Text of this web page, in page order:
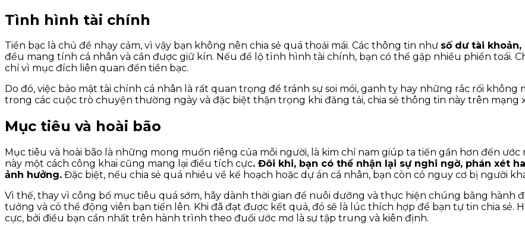
Tình hình tài chính
Tiền bạc là chủ đề nhạy cảm, vì vậy bạn không nên chia sẻ quá thoải mái. Các thông tin như số dư tài
đều mang tính cá nhân và cần được giữ kín. Nếu để lộ tình hình tài chính, bạn có thể gặp nhiều phiền toái.
chỉ vì mục đích liên quan đến tiền bạc.
Do đó, việc bảo mật tài chính cá nhân là rất quan trọng để tránh sự soi mói, ganh tỵ hay những rắc rối
trong các cuộc trò chuyện thường ngày và đặc biệt thận trọng khi đăng tải, chia sẻ thông tin này trên mạng
Mục tiêu và hoài bão
Mục tiêu và hoài bão là những mong muốn riêng của mỗi người, là kim chỉ nam giúp ta tiến gần hơn đến
này một cách công khai cũng mang lại điều tích cực. Đôi khi, bạn có thể nhận lại sự nghi ngờ, phán xét
ảnh hưởng. Đặc biệt, nếu chia sẻ quá nhiều về kế hoạch hoặc dự án cá nhân, bạn còn có nguy cơ bị người
Vì thế, thay vì công bố mục tiêu quá sớm, hãy dành thời gian để nuôi dưỡng và thực hiện chúng bằng hành
tưởng và có thể động viên bạn tiến lên. Khi đã đạt được kết quả, đó sẽ là lúc thích hợp để bạn tự tin chia
cực, bởi điều bạn cần nhất trên hành trình theo đuổi ước mơ là sự tập trung và kiên định.